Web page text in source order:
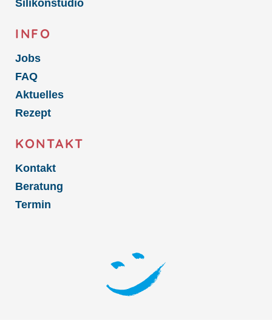
Silikonstudio
INFO
Jobs
FAQ
Aktuelles
Rezept
KONTAKT
Kontakt
Beratung
Termin